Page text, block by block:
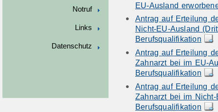
Notruf
Links
Datenschutz
EU-Ausland
Antrag auf Erteilung
Nicht-EU-Ausland
Berufsqualifikation
Antrag auf Erteilung
Zahnarzt bei im EU-
Berufsqualifikation
Antrag auf Erteilung
Zahnarzt bei im
Berufsqualifikation